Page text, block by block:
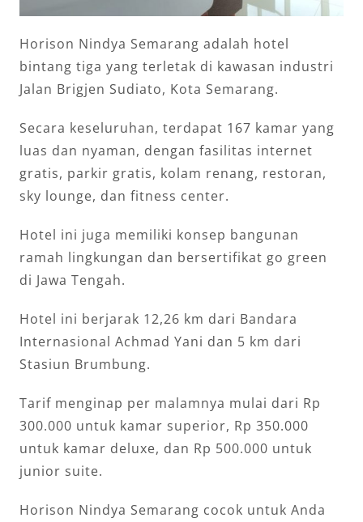
Horison Nindya Semarang adalah hotel
bintang tiga yang terletak di kawasan industri
Jalan Brigjen Sudiato, Kota Semarang.
Secara keseluruhan, terdapat 167 kamar yang
luas dan nyaman, dengan fasilitas internet
gratis, parkir gratis, kolam renang, restoran,
sky lounge, dan fitness center.
Hotel ini juga memiliki konsep bangunan
ramah lingkungan dan bersertifikat go green
di Jawa Tengah.
Hotel ini berjarak 12,26 km dari Bandara
Internasional Achmad Yani dan 5 km dari
Stasiun Brumbung.
Tarif menginap per malamnya mulai dari Rp
300.000 untuk kamar superior, Rp 350.000
untuk kamar deluxe, dan Rp 500.000 untuk
junior suite.
Horison Nindya Semarang cocok untuk Anda